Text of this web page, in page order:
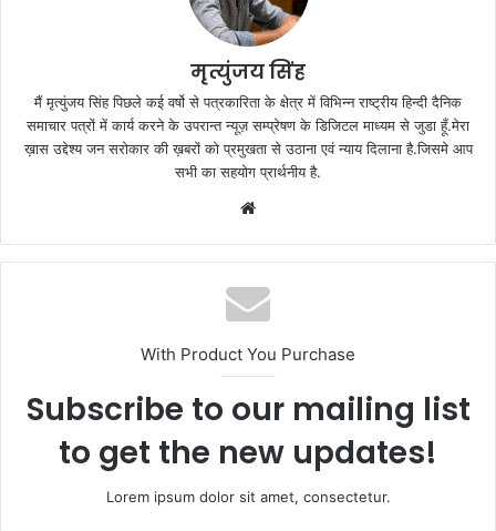
मृत्युंजय सिंह
मैं मृत्युंजय सिंह पिछले कई वर्षो से पत्रकारिता के क्षेत्र में विभिन्न राष्ट्रीय हिन्दी दैनिक
समाचार पत्रों में कार्य करने के उपरान्त न्यूज़ सम्प्रेषण के डिजिटल माध्यम से जुडा हूँ.मेरा
ख़ास उद्देश्य जन सरोकार की ख़बरों को प्रमुखता से उठाना एवं न्याय दिलाना है.जिसमे आप
सभी का सहयोग प्रार्थनीय है.
With Product You Purchase
Subscribe to our mailing list
to get the new updates!
Lorem ipsum dolor sit amet, consectetur.